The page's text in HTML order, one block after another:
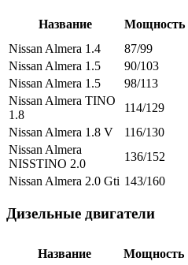
Название Мощность
Nissan Almera 1.4
87/99
Nissan Almera 1.5
90/103
Nissan Almera 1.5
98/113
Nissan Almera TINO
1.8
114/129
Nissan Almera 1.8 V
116/130
Nissan Almera
NISSTINO 2.0
136/152
Nissan Almera 2.0 Gti 143/160
Дизельные двигатели
Название Мощность